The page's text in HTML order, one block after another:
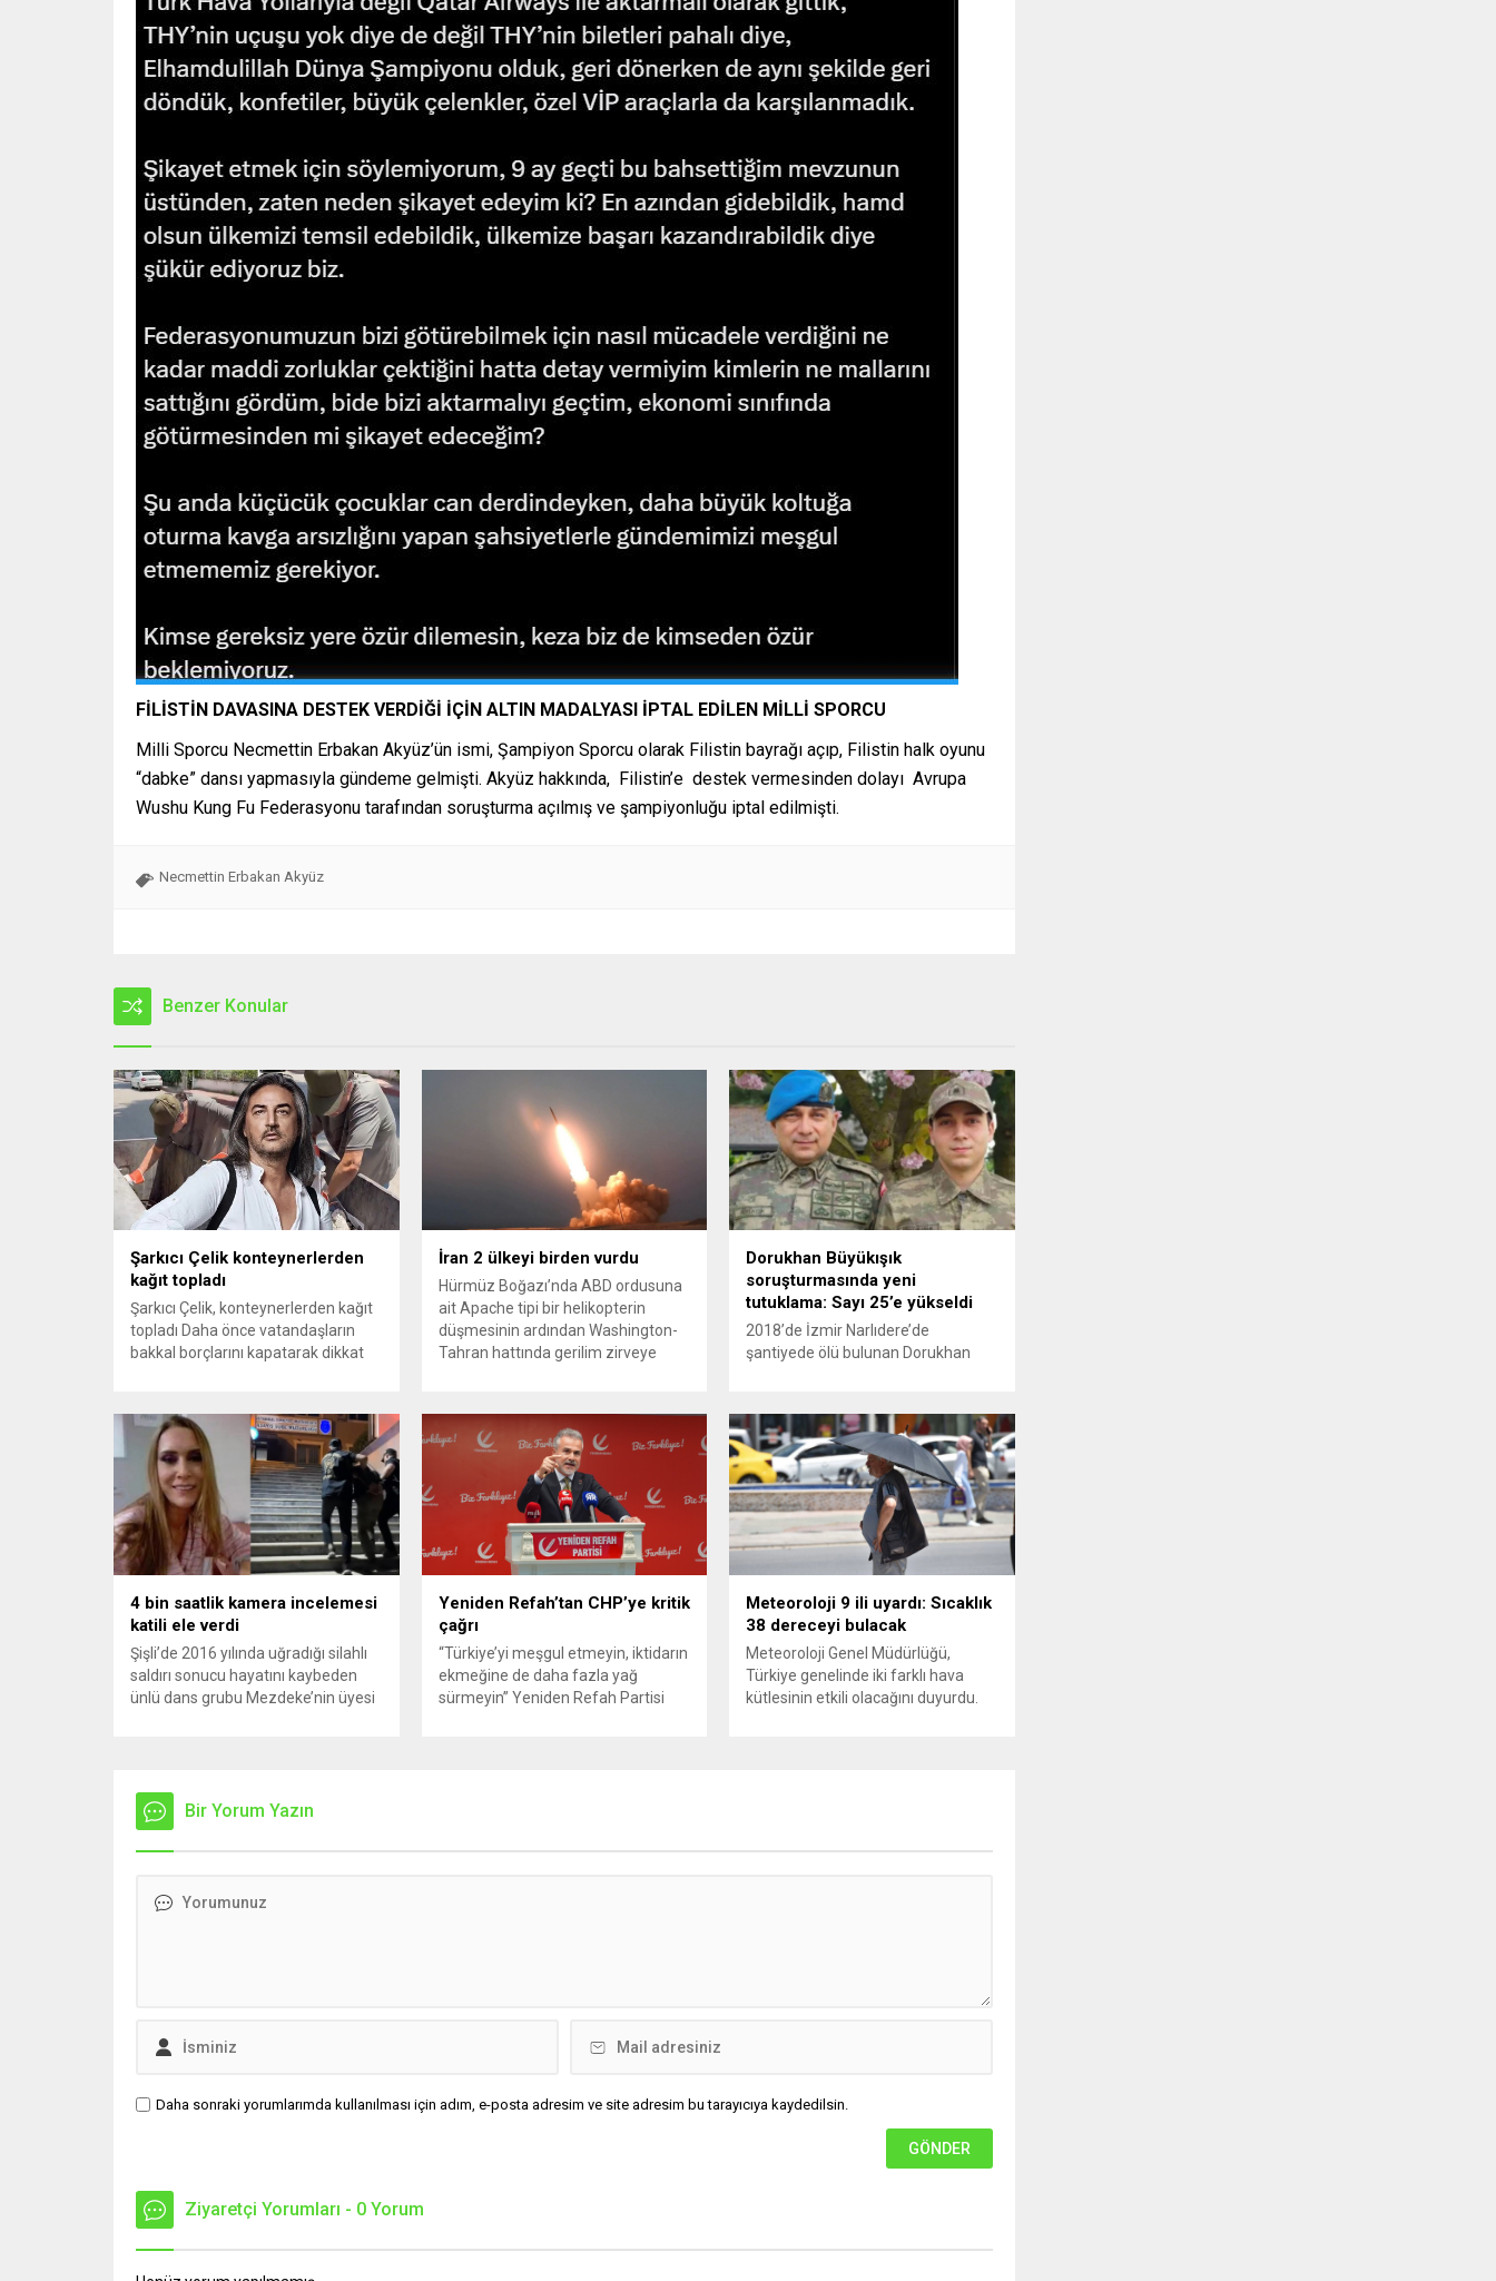
FİLİSTİN DAVASINA DESTEK VERDİĞİ İÇİN ALTIN MADALYASI İPTAL EDİLEN MİLLİ SPORCU
Milli Sporcu Necmettin Erbakan Akyüz’ün ismi, Şampiyon Sporcu olarak Filistin bayrağı açıp, Filistin halk oyunu
“dabke” dansı yapmasıyla gündeme gelmişti. Akyüz hakkında, Filistin’e destek vermesinden dolayı Avrupa
Wushu Kung Fu Federasyonu tarafından soruşturma açılmış ve şampiyonluğu iptal edilmişti.
Necmettin Erbakan Akyüz
Benzer Konular
Şarkıcı Çelik konteynerlerden
kağıt topladı
Şarkıcı Çelik, konteynerlerden kağıt
topladı Daha önce vatandaşların
bakkal borçlarını kapatarak dikkat
Çelik, Samsun’un İlkadım ilçesinde
çöpten kağıt toplayarak geçimini
sağlayan Serpil Hanım’a destek
oldu. Çelik, sokaklardaki
konteynerlerden kağıt topladı. Ünlü
şarkıcı Çelik, Samsun’un İlkadım
ilçesinde çöpten kağıt toplayarak...
İran 2 ülkeyi birden vurdu
Hürmüz Boğazı’nda ABD ordusuna
ait Apache tipi bir helikopterin
düşmesinin ardından Washington-
Tahran hattında gerilim zirveye
savunma sistemleri ve radarları
vurmasına, İran Devrim Muhafızları
Bahreyn ve Ürdün’deki Amerikan
askeri üslerini hedef alarak sert
karşılık verdi. Tahran, yeni bir ABD
saldırısına anında yanıt verileceğini
duyurdu....
Dorukhan Büyükışık
soruşturmasında yeni
tutuklama: Sayı 25’e yükseldi
2018’de İzmir Narlıdere’de
şantiyede ölü bulunan Dorukhan
artmaya devam ediyor. Son olarak
Olay Yeri İnceleme Büro Amiri
Atakan Kaçar’ın da tutuklanmasıyla
dosyadaki tutuklu sayısı 25’e
yükseldi. İzmir’in Narlıdere ilçesinde
2018 yılında şantiyede ölü bulunan
Dorukhan Büyükışık’a ilişkin yeniden
açılan soruşturmada tutuklamalar
genişliyor. Son olarak dönemin...
4 bin saatlik kamera incelemesi
katili ele verdi
Şişli’de 2016 yılında uğradığı silahlı
saldırı sonucu hayatını kaybeden
ünlü dans grubu Mezdeke’nin üyesi
ekipleri, cinayeti işlediğini itiraf eden
maktulün akrabası Bülent G. ile
azmettirici olduğu öne sürülen 2...
Yeniden Refah’tan CHP’ye kritik
çağrı
“Türkiye’yi meşgul etmeyin, iktidarın
ekmeğine de daha fazla yağ
sürmeyin” Yeniden Refah Partisi
önce anlaşın, kurultay kararı alın,
Meteoroloji 9 ili uyardı: Sıcaklık
38 dereceyi bulacak
Meteoroloji Genel Müdürlüğü,
Türkiye genelinde iki farklı hava
kütlesinin etkili olacağını duyurdu.
9 ilde ise hava sıcaklıkları mevsim
Bir Yorum Yazın
Daha sonraki yorumlarımda kullanılması için adım, e-posta adresim ve site adresim bu tarayıcıya kaydedilsin.
Ziyaretçi Yorumları - 0 Yorum